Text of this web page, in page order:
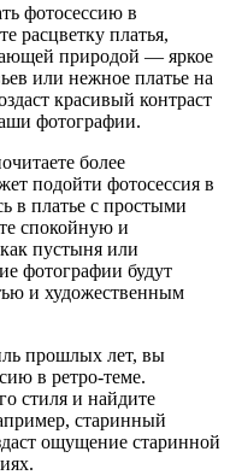
фотосессию в
расцветку платья,
природой — яркое
или нежное платье на
красивый контраст
фотографии.
более
подойти фотосессия в
в платье с простыми
спокойную и
пустыня или
фотографии будут
и художественным
прошлых лет, вы
в ретро-теме.
стиля и найдите
старинный
ощущение старинной